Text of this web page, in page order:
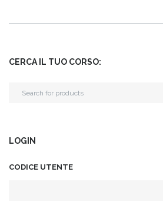
CERCA IL TUO CORSO:
LOGIN
CODICE UTENTE